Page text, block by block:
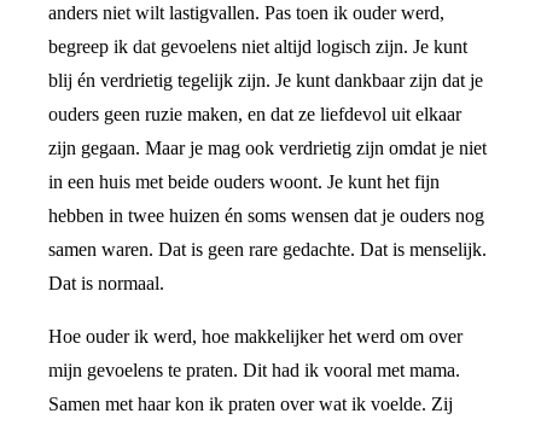
anders niet wilt lastigvallen. Pas toen ik ouder werd,
begreep ik dat gevoelens niet altijd logisch zijn. Je kunt
blij én verdrietig tegelijk zijn. Je kunt dankbaar zijn dat je
ouders geen ruzie maken, en dat ze liefdevol uit elkaar
zijn gegaan. Maar je mag ook verdrietig zijn omdat je niet
in een huis met beide ouders woont. Je kunt het fijn
hebben in twee huizen én soms wensen dat je ouders nog
samen waren. Dat is geen rare gedachte. Dat is menselijk.
Dat is normaal.
Hoe ouder ik werd, hoe makkelijker het werd om over
mijn gevoelens te praten. Dit had ik vooral met mama.
Samen met haar kon ik praten over wat ik voelde. Zij